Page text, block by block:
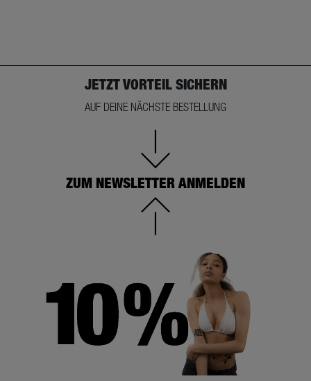
JETZT VORTEIL SICHERN
AUF DEINE NÄCHSTE BESTELLUNG
ZUM NEWSLETTER ANMELDEN